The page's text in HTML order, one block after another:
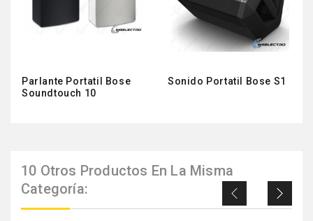
Parlante Portatil Bose
Soundtouch 10
Sonido Portatil Bose S1
10 Otros Productos En La Misma
Categoría: